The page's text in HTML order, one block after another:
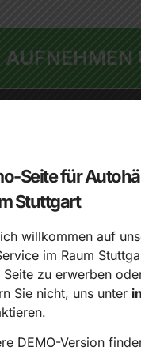
wichtig?
und -
in Stuttgart
effizient zu
Seite für
Stuttgart
willkommen auf
im Raum
Seite zu erwerben
Sie nicht, uns unter
DEMO-Version